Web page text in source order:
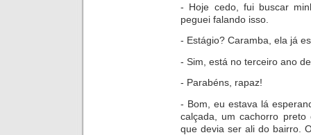
- Hoje cedo, fui buscar
peguei falando isso.
- Estágio? Caramba, ela já
- Sim, está no terceiro ano
- Parabéns, rapaz!
- Bom, eu estava lá esper
calçada, um cachorro
que devia ser ali do bairro.